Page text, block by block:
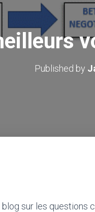
Published by
sur les